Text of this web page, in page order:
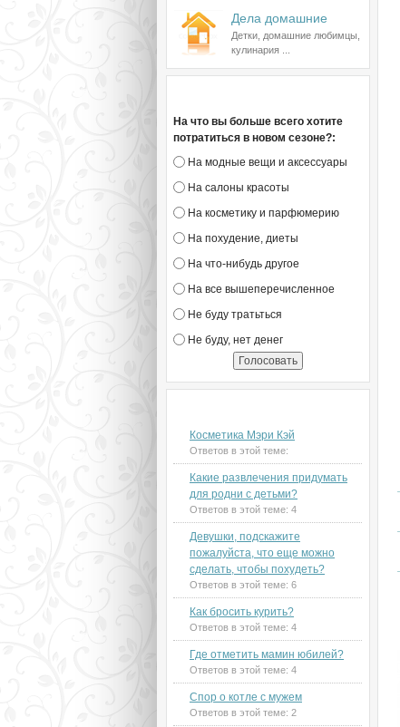
Дела домашние
Детки, домашние любимцы,
кулинария ...
На что вы больше всего хотите
потратиться в новом сезоне?:
На модные вещи и аксессуары
На салоны красоты
На косметику и парфюмерию
На похудение, диеты
На что-нибудь другое
На все вышеперечисленное
Не буду тратьться
Не буду, нет денег
Косметика Мэри Кэй
Ответов в этой теме:
Какие развлечения придумать
для родни с детьми?
Ответов в этой теме: 4
Девушки, подскажите
пожалуйста, что еще можно
сделать, чтобы похудеть?
Ответов в этой теме: 6
Как бросить курить?
Ответов в этой теме: 4
Где отметить мамин юбилей?
Ответов в этой теме: 4
Спор о котле с мужем
Ответов в этой теме: 2